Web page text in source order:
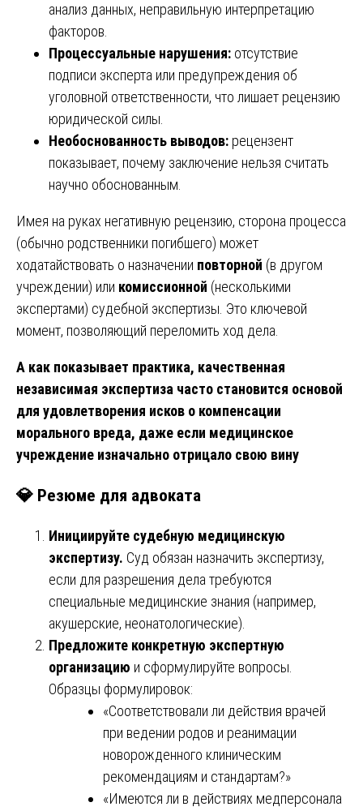
анализ данных, неправильную интерпретацию
факторов.
Процессуальные нарушения: отсутствие
подписи эксперта или предупреждения об
уголовной ответственности, что лишает рецензию
юридической силы.
Необоснованность выводов: рецензент
показывает, почему заключение нельзя считать
научно обоснованным.
Имея на руках негативную рецензию, сторона процесса
(обычно родственники погибшего) может
ходатайствовать о назначении повторной (в другом
учреждении) или комиссионной (несколькими
экспертами) судебной экспертизы. Это ключевой
момент, позволяющий переломить ход дела.
А как показывает практика, качественная
независимая экспертиза часто становится основой
для удовлетворения исков о компенсации
морального вреда, даже если медицинское
учреждение изначально отрицало свою вину
💎 Резюме для адвоката
Инициируйте судебную медицинскую
экспертизу. Суд обязан назначить экспертизу,
если для разрешения дела требуются
специальные медицинские знания (например,
акушерские, неонатологические).
Предложите конкретную экспертную
организацию и сформулируйте вопросы.
Образцы формулировок:
«Соответствовали ли действия врачей
при ведении родов и реанимации
новорожденного клиническим
рекомендациям и стандартам?»
«Имеются ли в действиях медперсонала